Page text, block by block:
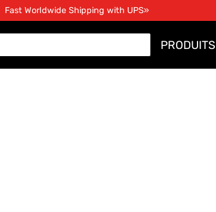
Fast Worldwide Shipping with UPS»
PRODUITS